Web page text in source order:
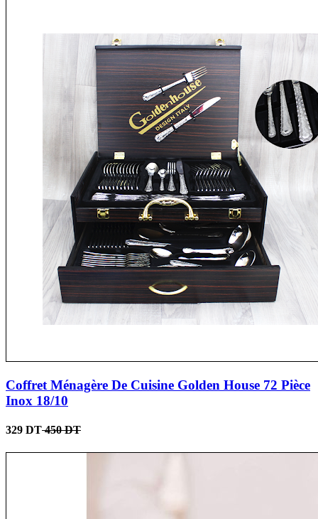
Coffret Ménagère De Cuisine Golden House 72 Pièce
Inox 18/10
329 DT450 DT